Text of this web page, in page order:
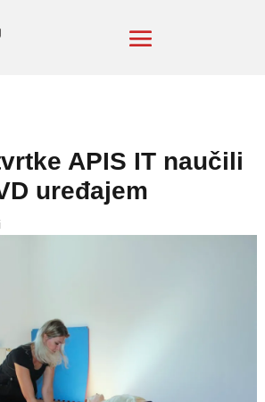
APIS IT naučili
uređajem